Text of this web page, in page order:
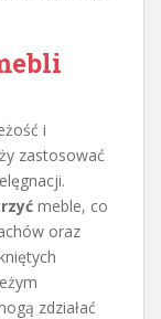
i
zastosować
meble, co
oraz
zdziałać